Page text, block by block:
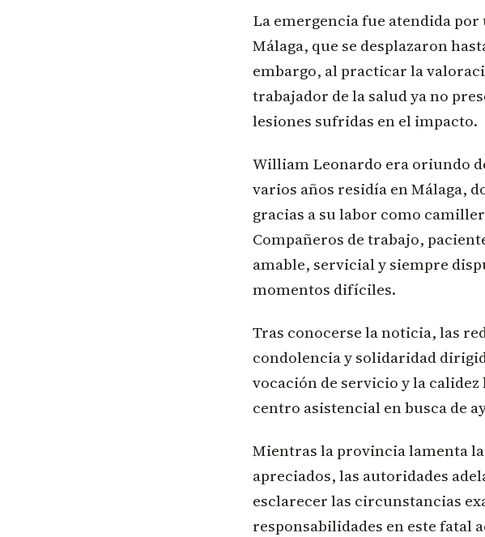
La emergencia fue atendida
Málaga, que se desplazaron
embargo, al practicar la
trabajador de la salud ya no
lesiones sufridas en el impacto.
William Leonardo era oriundo
varios años residía en Málaga,
gracias a su labor como
Compañeros de trabajo,
amable, servicial y siempre
momentos difíciles.
Tras conocerse la noticia, las
condolencia y solidaridad
vocación de servicio y la
centro asistencial en busca de
Mientras la provincia lamenta
apreciados, las autoridades
esclarecer las circunstancias
responsabilidades en este fatal